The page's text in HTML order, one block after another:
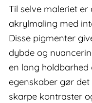
Til selve maleriet
akrylmaling med
Disse pigmenter
dybde og
en lang
egenskaber gør
skarpe kontraster